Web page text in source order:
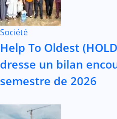
Société
Help To Oldest
dresse un bilan
semestre de 2026